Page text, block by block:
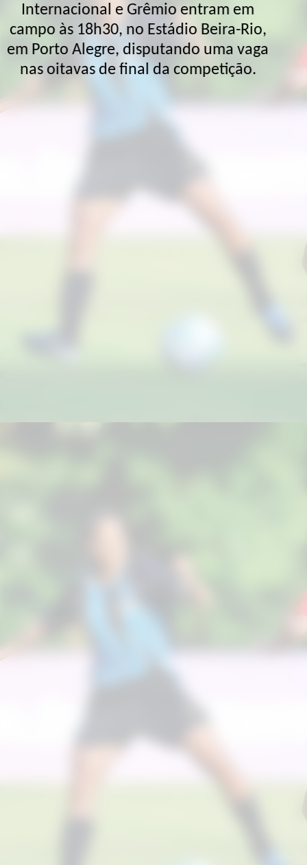
Internacional e Grêmio entram em
campo às 18h30, no Estádio Beira-Rio,
em Porto Alegre, disputando uma vaga
nas oitavas de final da competição.